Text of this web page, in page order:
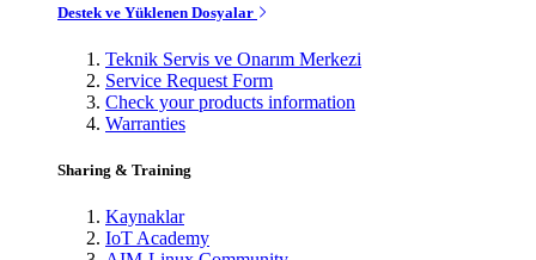
Destek ve Yüklenen Dosyalar
Teknik Servis ve Onarım Merkezi
Service Request Form
Check your products information
Warranties
Sharing & Training
Kaynaklar
IoT Academy